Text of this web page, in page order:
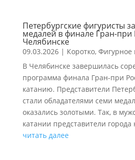
Петербургские фигуристы
медалей в финале Гран-при
Челябинске
09.03.2026| Коротко, Фигурное
В Челябинске завершилась
программа финала Гран-при
катанию. Представители
стали обладателями семи
оказались золотыми. Так, в
катании представители города
читать далее